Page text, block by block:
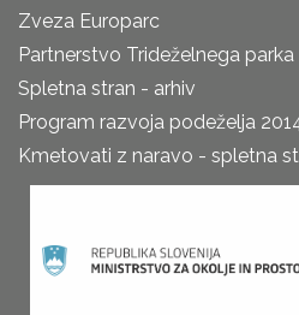
Zveza Europarc
Partnerstvo Trideželnega
Spletna stran - arhiv
Program razvoja podeželja
Kmetovati z naravo - spletna